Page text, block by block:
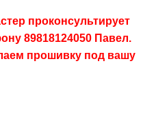
проконсультирует
89818124050 Павел.
прошивку под вашу